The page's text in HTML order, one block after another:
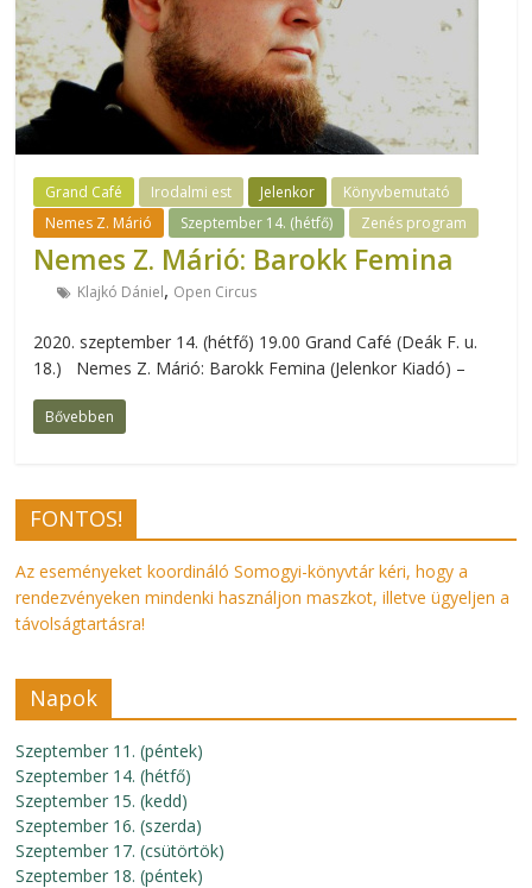
Grand Café Irodalmi est Jelenkor
Könyvbemutató
Nemes Z. Márió
Szeptember 14. (hétfő) Zenés program
Nemes Z. Márió: Barokk Femina
Klajkó Dániel, Open Circus
2020. szeptember 14. (hétfő) 19.00 Grand Café (Deák F. u.
18.) Nemes Z. Márió: Barokk Femina (Jelenkor Kiadó) –
Bővebben
FONTOS!
Az eseményeket koordináló Somogyi-könyvtár kéri, hogy a
rendezvényeken mindenki használjon maszkot, illetve ügyeljen a
távolságtartásra!
Napok
Szeptember 11. (péntek)
Szeptember 14. (hétfő)
Szeptember 15. (kedd)
Szeptember 16. (szerda)
Szeptember 17. (csütörtök)
Szeptember 18. (péntek)